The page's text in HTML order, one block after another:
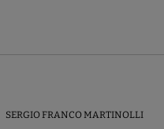
SERGIO FRANCO MARTINOLLI